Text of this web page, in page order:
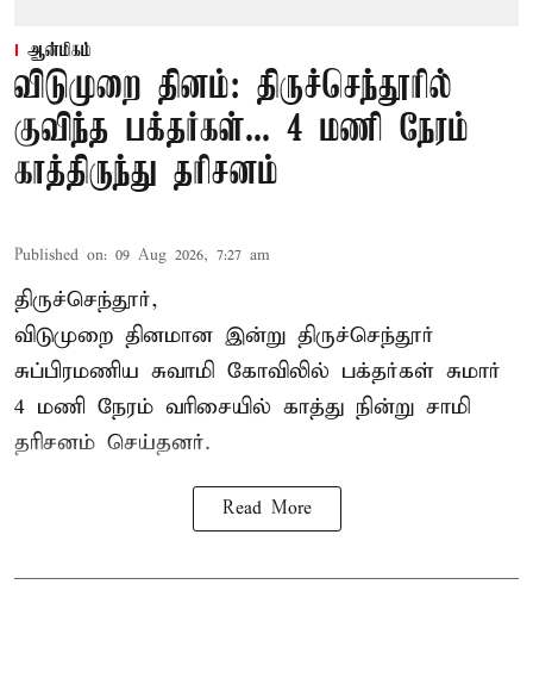
ஆன்மிகம்
விடுமுறை தினம்: திருச்செந்தூரில்
குவிந்த பக்தர்கள்... 4 மணி நேரம்
காத்திருந்து தரிசனம்
Published on: 09 Aug 2026, 7:27 am
திருச்செந்தூர்,
விடுமுறை தினமான இன்று திருச்செந்தூர்
சுப்பிரமணிய சுவாமி கோவிலில் பக்தர்கள் சுமார்
4 மணி நேரம் வரிசையில் காத்து நின்று சாமி
தரிசனம் செய்தனர்.
Read More